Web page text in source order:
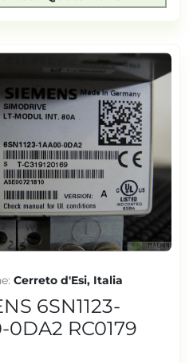
Cerreto d'Esi, Italia
6SN1123-
0DA2 RC0179